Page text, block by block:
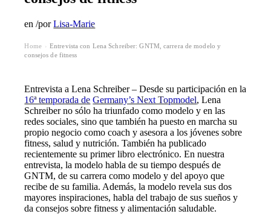
en/porLisa-Marie
Home
Entrevista con Lena Schreiber: GNTM, carrera de modelo y
consejos de fitness
Entrevista a Lena Schreiber – Desde su participación en la
16ª temporada de Germany’s Next Topmodel, Lena
Schreiber no sólo ha triunfado como modelo y en las
redes sociales, sino que también ha puesto en marcha su
propio negocio como coach y asesora a los jóvenes sobre
fitness, salud y nutrición. También ha publicado
recientemente su primer libro electrónico. En nuestra
entrevista, la modelo habla de su tiempo después de
GNTM, de su carrera como modelo y del apoyo que
recibe de su familia. Además, la modelo revela sus dos
mayores inspiraciones, habla del trabajo de sus sueños y
da consejos sobre fitness y alimentación saludable.